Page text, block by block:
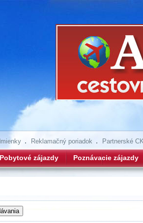
Reklamačný poriadok Partnerské
Pobytové zájazdy Poznávacie zájazdy